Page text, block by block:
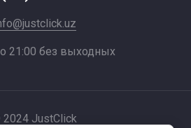
21:00 без выходных
JustClick